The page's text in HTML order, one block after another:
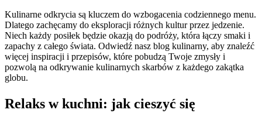
Kulinarne odkrycia są kluczem do wzbogacenia codziennego menu.
Dlatego zachęcamy do eksploracji różnych kultur przez jedzenie.
Niech każdy posiłek będzie okazją do podróży, która łączy smaki i
zapachy z całego świata. Odwiedź nasz blog kulinarny, aby znaleźć
więcej inspiracji i przepisów, które pobudzą Twoje zmysły i
pozwolą na odkrywanie kulinarnych skarbów z każdego zakątka
globu.
Relaks w kuchni: jak cieszyć się